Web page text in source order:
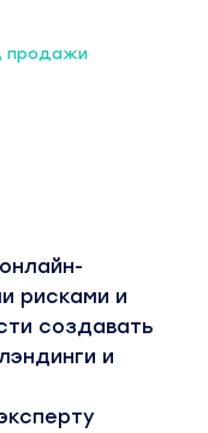
продажи
рисками и
создавать
и